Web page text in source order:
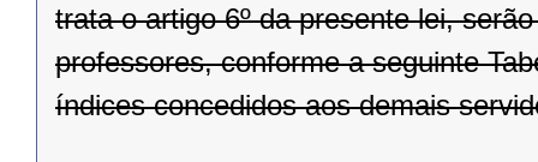
trata o artigo 6º da presente lei,
professores, conforme a seguinte
índices concedidos aos demais